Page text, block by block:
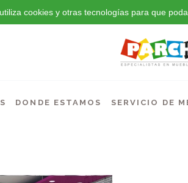
cookies y otras tecnologías para que
DONDE ESTAMOS SERVICIO DE